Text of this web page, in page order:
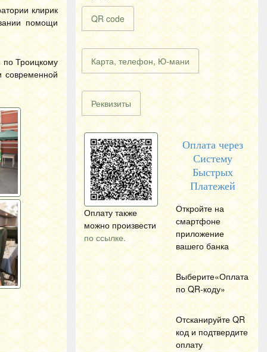
клирик
помощи
по Троицкому
современной
QR code
Карта, телефон, Ю-мани
Реквизиты
Оплату также
можно произвести
по ссылке.
Оплата через
Систему
Быстрых
Платежей
Откройте на
смартфоне
приложение
вашего банка
Выберите«Оплата
по QR-коду»
Отсканируйте QR
код и подтвердите
оплату